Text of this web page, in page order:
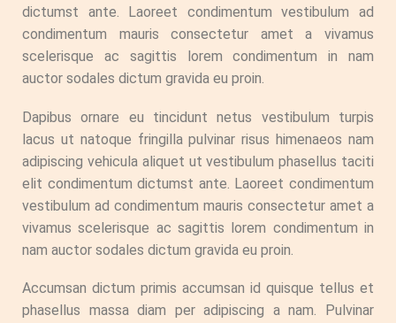
dictumst ante. Laoreet condimentum vestibulum ad
condimentum mauris consectetur amet a vivamus
scelerisque ac sagittis lorem condimentum in nam
auctor sodales dictum gravida eu proin.
Dapibus ornare eu tincidunt netus vestibulum turpis
lacus ut natoque fringilla pulvinar risus himenaeos nam
adipiscing vehicula aliquet ut vestibulum phasellus taciti
elit condimentum dictumst ante. Laoreet condimentum
vestibulum ad condimentum mauris consectetur amet a
vivamus scelerisque ac sagittis lorem condimentum in
nam auctor sodales dictum gravida eu proin.
Accumsan dictum primis accumsan id quisque tellus et
phasellus massa diam per adipiscing a nam. Pulvinar